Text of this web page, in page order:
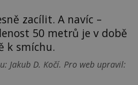
zacílit. A navíc –
50 metrů je v době
k smíchu.
Jakub D. Kočí. Pro web upravil: